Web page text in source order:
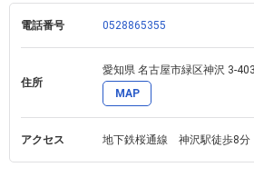
電話番号 0528865355
住所
愛知県 名古屋市緑区神沢 3-
MAP
アクセス 地下鉄桜通線　神沢駅徒歩8分